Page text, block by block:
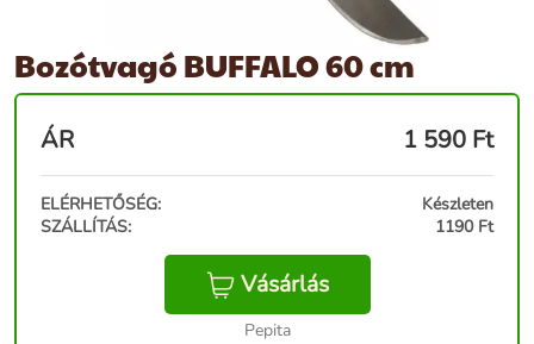
Bozótvagó BUFFALO 60 cm
ÁR 1 590 Ft
ELÉRHETŐSÉG:
Készleten
SZÁLLÍTÁS:
1190 Ft
Vásárlás
Pepita